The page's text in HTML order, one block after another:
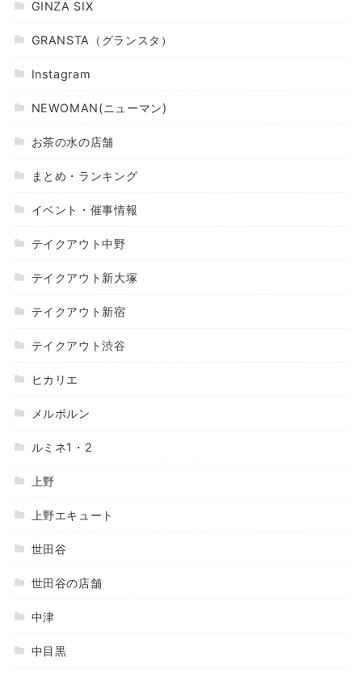
GINZA SIX
GRANSTA（グランスタ）
Instagram
NEWOMAN(ニューマン)
お茶の水の店舗
まとめ・ランキング
イベント・催事情報
テイクアウト中野
テイクアウト新大塚
テイクアウト新宿
テイクアウト渋谷
ヒカリエ
メルボルン
ルミネ1・2
上野
上野エキュート
世田谷
世田谷の店舗
中津
中目黒